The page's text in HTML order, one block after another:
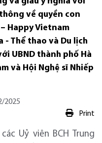
về quyền con
Happy Vietnam
- Thể thao và Du lịch
UBND thành phố Hà
và Hội Nghệ sĩ Nhiếp
2025
Print
Uỷ viên BCH Trung